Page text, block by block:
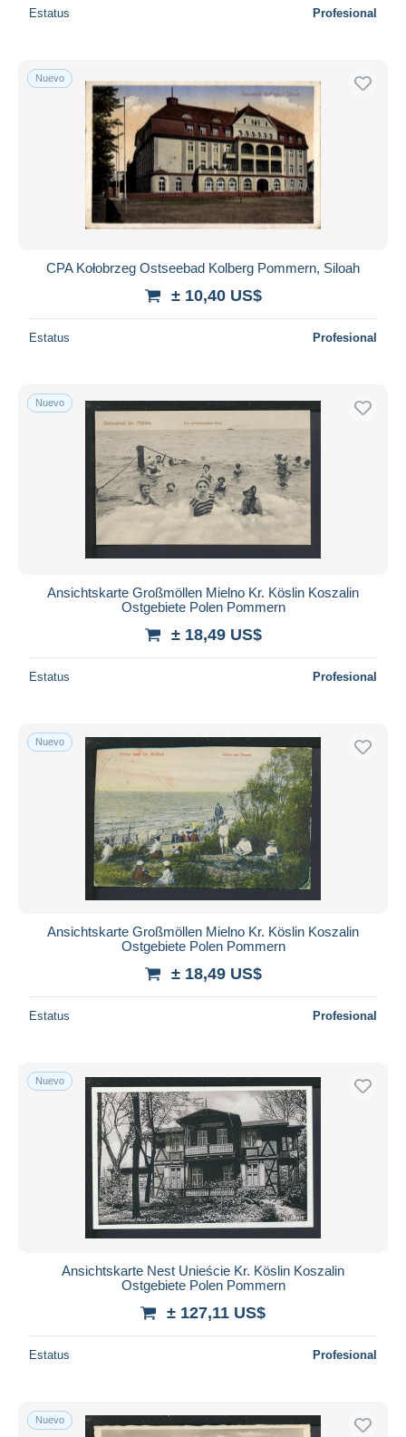
Estatus Profesional
Nuevo
CPA Kołobrzeg Ostseebad Kolberg Pommern, Siloah
± 10,40 US$
Estatus Profesional
Nuevo
Ansichtskarte Großmöllen Mielno Kr. Köslin Koszalin
Ostgebiete Polen Pommern
± 18,49 US$
Estatus Profesional
Nuevo
Ansichtskarte Großmöllen Mielno Kr. Köslin Koszalin
Ostgebiete Polen Pommern
± 18,49 US$
Estatus Profesional
Nuevo
Ansichtskarte Nest Unieście Kr. Köslin Koszalin
Ostgebiete Polen Pommern
± 127,11 US$
Estatus Profesional
Nuevo